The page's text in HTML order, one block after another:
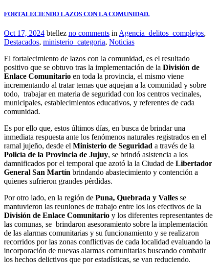
FORTALECIENDO LAZOS CON LA COMUNIDAD.
Oct 17, 2024 btellez no comments in Agencia_delitos_complejos,
Destacados, ministerio_categoria, Noticias
El fortalecimiento de lazos con la comunidad, es el resultado
positivo que se obtuvo tras la implementación de la División de
Enlace Comunitario en toda la provincia, el mismo viene
incrementando al tratar temas que aquejan a la comunidad y sobre
todo, trabajar en materia de seguridad con los centros vecinales,
municipales, establecimientos educativos, y referentes de cada
comunidad.
Es por ello que, estos últimos días, en busca de brindar una
inmediata respuesta ante los fenómenos naturales registrados en el
ramal jujeño, desde el Ministerio de Seguridad a través de la
Policía de la Provincia de Jujuy, se brindó asistencia a los
damnificados por el temporal que azotó la la Ciudad de Libertador
General San Martín brindando abastecimiento y contención a
quienes sufrieron grandes pérdidas.
Por otro lado, en la región de Puna, Quebrada y Valles se
mantuvieron las reuniones de trabajo entre los los efectivos de la
División de Enlace Comunitario y los diferentes representantes de
las comunas, se brindaron asesoramiento sobre la implementación
de las alarmas comunitarias y su funcionamiento y se realizaron
recorridos por las zonas conflictivas de cada localidad evaluando la
incorporación de nuevas alarmas comunitarias buscando combatir
los hechos delictivos que por estadísticas, se van reduciendo.